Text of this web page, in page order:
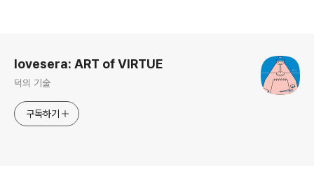
lovesera: ART of VIRTUE
덕의 기술
구독하기